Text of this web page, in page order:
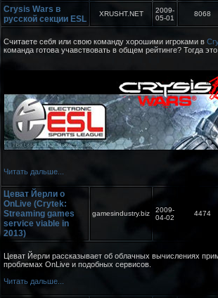
Crysis Wars в
русской секции ESL
XRUSHT.NET
2009-
05-01
8068
Считаете себя или свою команду хорошими игроками в
команда готова учавствовать в общем рейтинге? Тогда
Читать дальше...
Цеват Йерли о
OnLive (Crytek:
Streaming games
service viable in
2013)
gamesindustry.biz
2009-
04-02
4474
Цеват Йерли рассказывает об облачных вычислениях
проблемах OnLive и подобных сервисов.
Читать дальше...